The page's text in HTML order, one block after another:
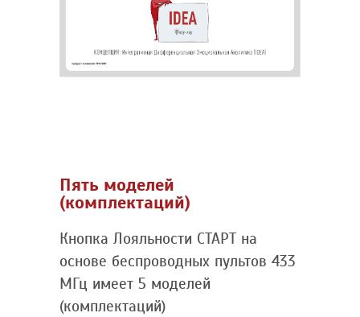
Пять моделей
(комплектаций)
Кнопка Лояльности СТАРТ на
основе беспроводных пультов 433
МГц имеет 5 моделей
(комплектаций)